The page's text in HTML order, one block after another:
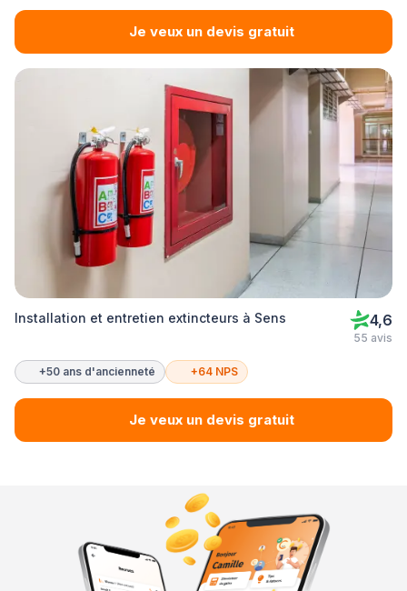
Je veux un devis gratuit
Installation et entretien extincteurs à Sens 4,6
55 avis
+50 ans d'ancienneté +64 NPS
Je veux un devis gratuit